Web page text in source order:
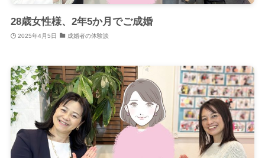
28歳女性様、2年5か月でご成婚
2025年4月5日 成婚者の体験談